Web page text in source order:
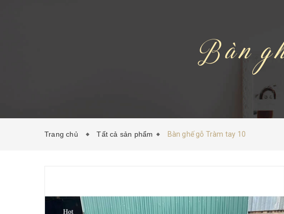
Bàn
Trang chủ Tất cả sản phẩm Bàn ghế gỗ Tràm tay 10